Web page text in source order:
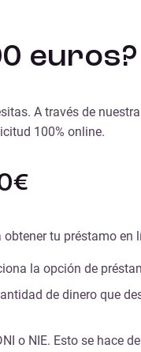
euros?
A través de
100% online.
tu préstamo en
la opción de
de dinero que
o NIE. Esto se hace